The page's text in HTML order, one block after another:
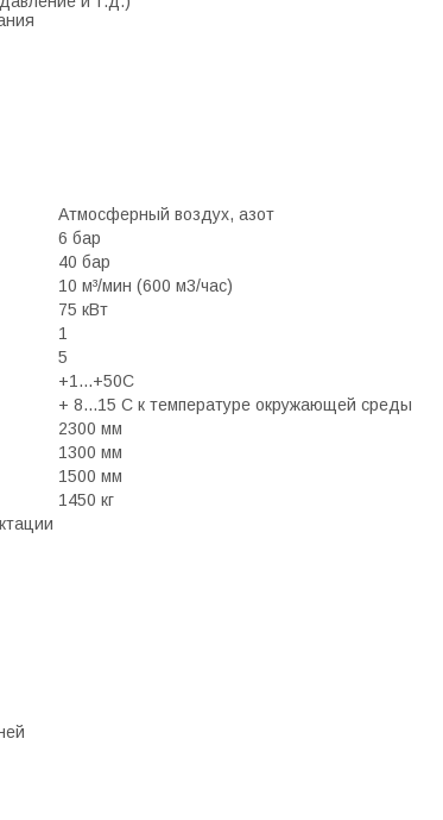
Атмосферный воздух, азот
6 бар
40 бар
10 м³/мин (600 м3/час)
75 кВт
1
5
+1...+50С
+ 8...15 С к температуре окружающей среды
2300 мм
1300 мм
1500 мм
1450 кг